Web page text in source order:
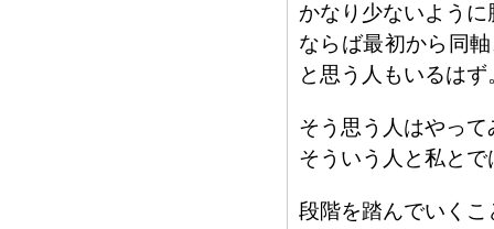
かなり少ないよう
ならば最初から同
と思う人もいるはず
そう思う人はやっ
そういう人と私と
段階を踏んでいく